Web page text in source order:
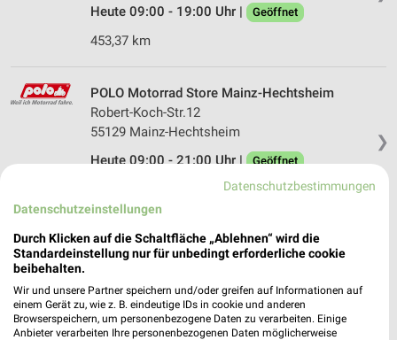
Heute 09:00 - 19:00 Uhr |
Geöffnet
453,37 km
❯
POLO Motorrad Store Mainz-Hechtsheim
Robert-Koch-Str.12
55129 Mainz-Hechtsheim
Heute 09:00 - 21:00 Uhr | Geöffnet
AUTOMEISTER D- Ober-Ramstadt
Röhrstraße 7
441,68 km
Datenschutzbestimmungen
Datenschutzeinstellungen
Durch Klicken auf die Schaltfläche „Ablehnen“ wird die
Standardeinstellung nur für unbedingt erforderliche cookie
beibehalten.
Wir und unsere Partner speichern und/oder greifen auf Informationen auf
einem Gerät zu, wie z. B. eindeutige IDs in cookie und anderen
Browserspeichern, um personenbezogene Daten zu verarbeiten. Einige
Anbieter verarbeiten Ihre personenbezogenen Daten möglicherweise